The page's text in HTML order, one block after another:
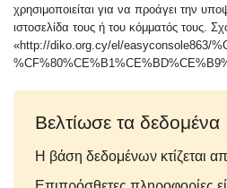
χρησιμοποιείται για να προάγει την
ιστοσελίδα τους ή του κόμματός τους.
«http://diko.org.cy/el/easyconsole863/
Βελτίωσε τα δεδομένα
Η βάση δεδομένων κτίζεται